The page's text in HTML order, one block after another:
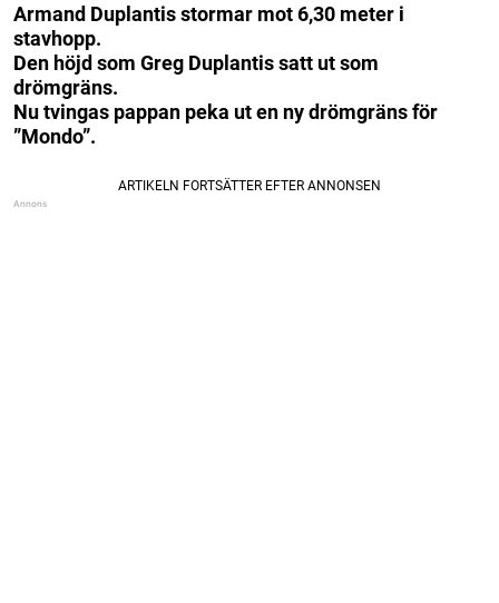
Armand Duplantis stormar mot 6,30 meter i
stavhopp.
Den höjd som Greg Duplantis satt ut som
drömgräns.
Nu tvingas pappan peka ut en ny drömgräns för
”Mondo”.